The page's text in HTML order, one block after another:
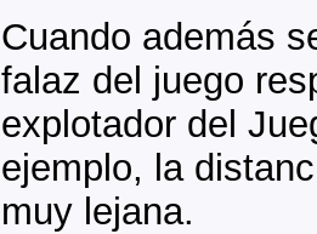
Cuando además
falaz del juego
explotador del
ejemplo, la
muy lejana.